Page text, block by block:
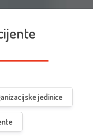
jedinice